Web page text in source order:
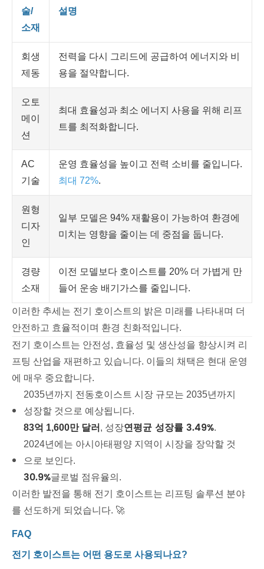
술/
소재
설명
회생
제동
전력을 다시 그리드에 공급하여 에너지와 비
용을 절약합니다.
오토
메이
션
최대 효율성과 최소 에너지 사용을 위해 리프
트를 최적화합니다.
AC
기술
운영 효율성을 높이고 전력 소비를 줄입니다.
최대 72%.
원형
디자
인
일부 모델은 94% 재활용이 가능하여 환경에
미치는 영향을 줄이는 데 중점을 둡니다.
경량
소재
이전 모델보다 호이스트를 20% 더 가볍게 만
들어 운송 배기가스를 줄입니다.
이러한 추세는 전기 호이스트의 밝은 미래를 나타내며 더
안전하고 효율적이며 환경 친화적입니다.
전기 호이스트는 안전성, 효율성 및 생산성을 향상시켜 리
프팅 산업을 재편하고 있습니다. 이들의 채택은 현대 운영
에 매우 중요합니다.
2035년까지 전동호이스트 시장 규모는 2035년까지
성장할 것으로 예상됩니다.
83억 1,600만 달러 , 성장연평균 성장률 3.49%.
2024년에는 아시아태평양 지역이 시장을 장악할 것
으로 보인다.
30.9%글로벌 점유율의.
이러한 발전을 통해 전기 호이스트는 리프팅 솔루션 분야
를 선도하게 되었습니다. 🚀
FAQ
전기 호이스트는 어떤 용도로 사용되나요?